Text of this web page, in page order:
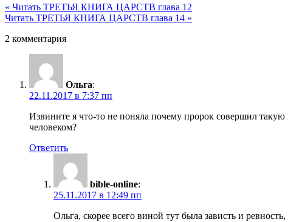
« Читать ТРЕТЬЯ КНИГА ЦАРСТВ глава 12
Читать ТРЕТЬЯ КНИГА ЦАРСТВ глава 14 »
2 комментария
Ольга:
22.11.2017 в 7:37 пп
Извините я что-то не поняла почему пророк совершил
человеком?
Ответить
bible-online:
25.11.2017 в 12:49 пп
Ольга, скорее всего виной тут была зависть и